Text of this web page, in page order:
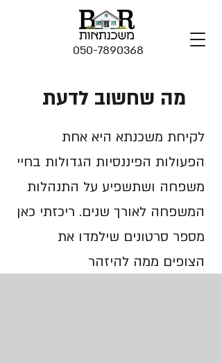
050-7890368
מה שחשוב לדעת
לקיחת משכנתא היא אחת
הפעולות הפיננסיות הגדולות בחיי
משפחה ושתשפיע על התנהלות
המשפחה לאורך שנים. ריכזתי כאן
מספר סרטונים שילמדו את
הצופים ממה להיזהר